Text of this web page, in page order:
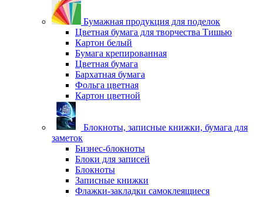
Бумажная продукция для поделок
Цветная бумага для творчества Тишью
Картон белый
Бумага крепированная
Цветная бумага
Бархатная бумага
Фольга цветная
Картон цветной
Блокноты, записные книжки, бумага для
заметок
Бизнес-блокноты
Блоки для записей
Блокноты
Записные книжки
Флажки-закладки самоклеящиеся